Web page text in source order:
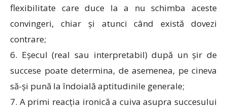
flexibilitate care duce la a nu schimba aceste
convingeri, chiar și atunci când există dovezi
contrare;
6. Eșecul (real sau interpretabil) după un șir de
succese poate determina, de asemenea, pe cineva
să-și pună la îndoială aptitudinile generale;
7. A primi reacția ironică a cuiva asupra succesului